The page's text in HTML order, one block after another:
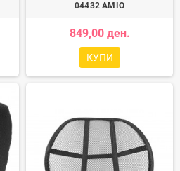
04432 AMIO
849,00 ден.
КУПИ